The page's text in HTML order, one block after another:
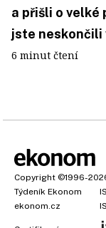
a přišli o velké
jste neskončili
6 minut čtení
Copyright ©1996-
Týdeník Ekonom
ekonom.cz